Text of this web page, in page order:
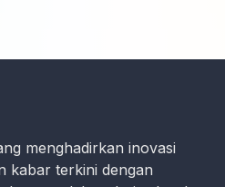
menghadirkan inovasi
kabar terkini dengan